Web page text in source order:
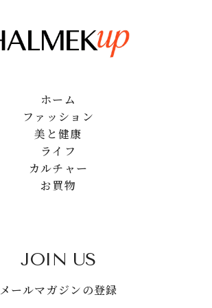
ホーム
ファッション
美と健康
ライフ
カルチャー
お買物
JOIN US
メールマガジンの登録